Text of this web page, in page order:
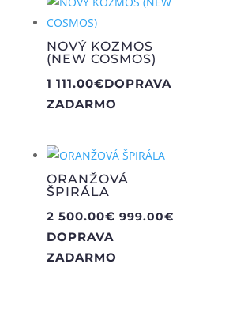
NOVÝ KOZMOS
(NEW COSMOS)
1 111.00€DOPRAVA
ZADARMO
ORANŽOVÁ
ŠPIRÁLA
2 500.00€ Pôvodná
999.00€Aktuálna
DOPRAVA
ZADARMO